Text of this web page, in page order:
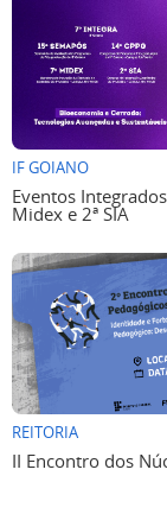
IF GOIANO
Eventos
Midex e 2ª SIA
REITORIA
II Encontro dos